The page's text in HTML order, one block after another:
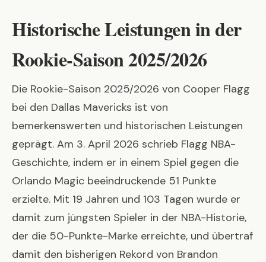
Historische Leistungen in der
Rookie-Saison 2025/2026
Die Rookie-Saison 2025/2026 von Cooper Flagg
bei den Dallas Mavericks ist von
bemerkenswerten und historischen Leistungen
geprägt. Am 3. April 2026 schrieb Flagg NBA-
Geschichte, indem er in einem Spiel gegen die
Orlando Magic beeindruckende 51 Punkte
erzielte. Mit 19 Jahren und 103 Tagen wurde er
damit zum jüngsten Spieler in der NBA-Historie,
der die 50-Punkte-Marke erreichte, und übertraf
damit den bisherigen Rekord von Brandon